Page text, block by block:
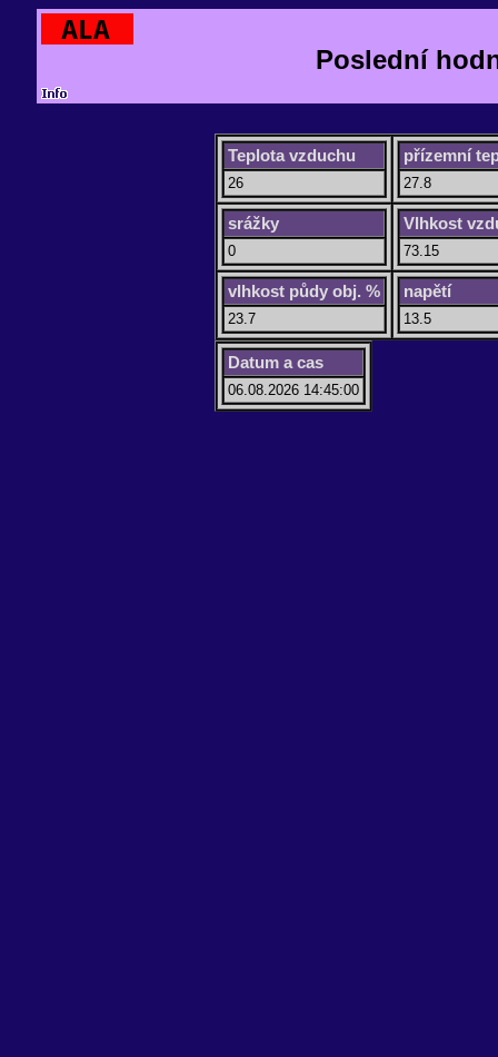
Poslední
Teplota vzduchu
26
přízemní
27.8
srážky
0
Vlhkost
73.15
vlhkost půdy obj. %
23.7
napětí
13.5
Datum a cas
06.08.2026 14:45:00